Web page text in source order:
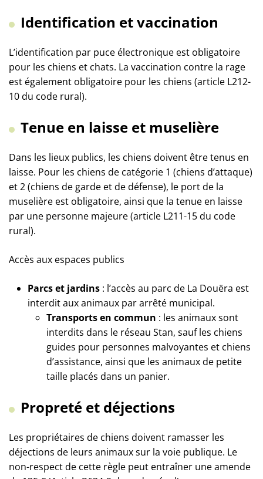
Identification et vaccination
L’identification par puce électronique est obligatoire
pour les chiens et chats. La vaccination contre la rage
est également obligatoire pour les chiens (article L212-
10 du code rural).
Tenue en laisse et muselière
Dans les lieux publics, les chiens doivent être tenus en
laisse. Pour les chiens de catégorie 1 (chiens d’attaque)
et 2 (chiens de garde et de défense), le port de la
muselière est obligatoire, ainsi que la tenue en laisse
par une personne majeure (article L211-15 du code
rural).
Accès aux espaces publics
Parcs et jardins : l’accès au parc de La Douëra est
interdit aux animaux par arrêté municipal.
Transports en commun : les animaux sont
interdits dans le réseau Stan, sauf les chiens
guides pour personnes malvoyantes et chiens
d’assistance, ainsi que les animaux de petite
taille placés dans un panier.
Propreté et déjections
Les propriétaires de chiens doivent ramasser les
déjections de leurs animaux sur la voie publique. Le
non-respect de cette règle peut entraîner une amende